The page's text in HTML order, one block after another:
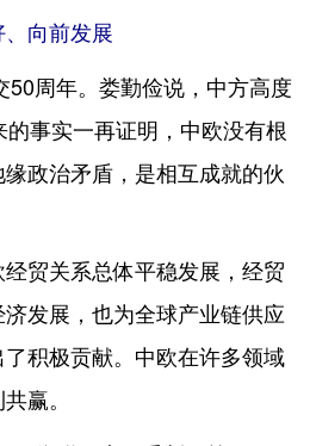
向前发展
周年。娄勤俭说，中方高度
事实一再证明，中欧没有根
政治矛盾，是相互成就的伙
贸关系总体平稳发展，经贸
发展，也为全球产业链供应
积极贡献。中欧在许多领域
赢。